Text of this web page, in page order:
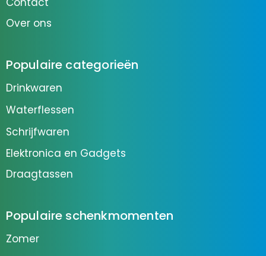
Over ons
Populaire categorieën
Drinkwaren
Waterflessen
Schrijfwaren
Elektronica en Gadgets
Draagtassen
Populaire schenkmomenten
Zomer